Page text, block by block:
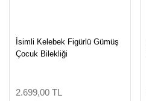
İsimli Kelebek Figürlü Gümüş
Çocuk Bilekliği
2.699,00 TL